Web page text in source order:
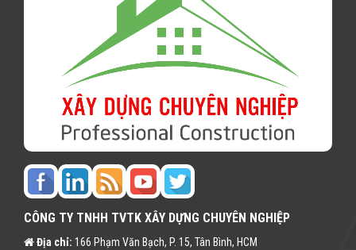
CÔNG TY TNHH TVTK XÂY DỰNG CHUYÊN NGHIỆP
Địa chỉ: 166 Phạm Văn Bạch, P. 15, Tân Bình, HCM